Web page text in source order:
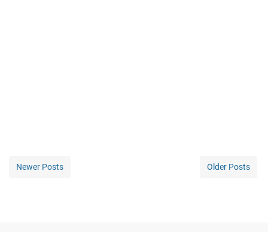
Newer Posts Older Posts